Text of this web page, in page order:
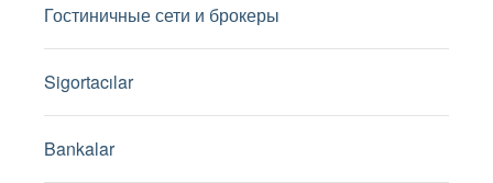
Гостиничные сети и брокеры
Sigortacılar
Bankalar